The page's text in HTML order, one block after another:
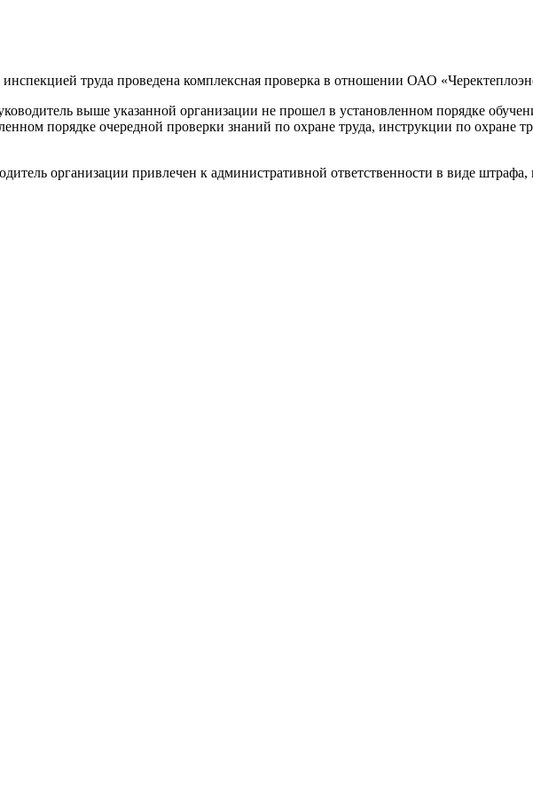
труда проведена комплексная проверка в отношении ОАО
выше указанной организации не прошел в установленном порядке
порядке очередной проверки знаний по охране труда, инструкции по охране
организации привлечен к административной ответственности в виде